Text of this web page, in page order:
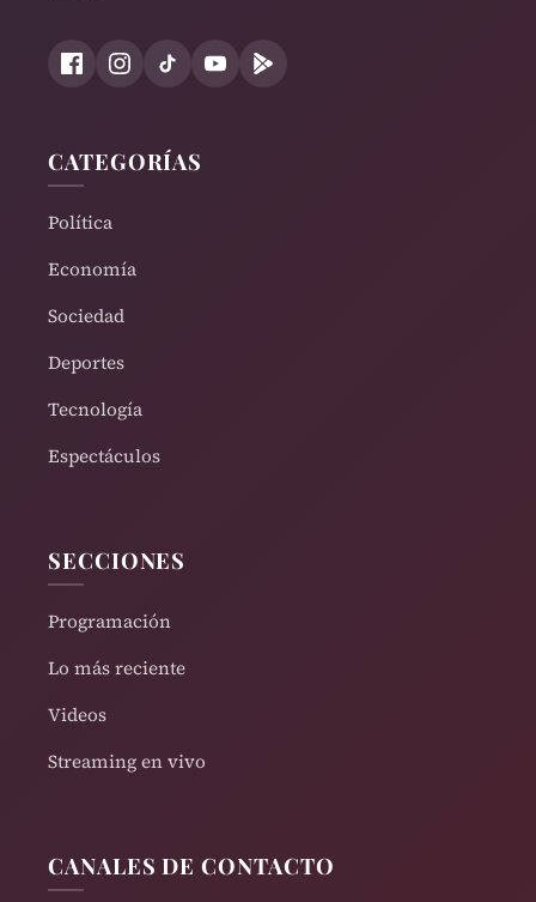
CATEGORÍAS
Política
Economía
Sociedad
Deportes
Tecnología
Espectáculos
SECCIONES
Programación
Lo más reciente
Videos
Streaming en vivo
CANALES DE CONTACTO